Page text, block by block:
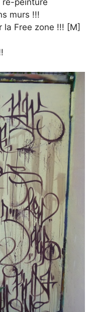
murs !!!
la Free zone !!! [M]